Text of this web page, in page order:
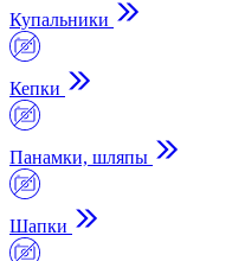
Купальники
Кепки
Панамки, шляпы
Шапки